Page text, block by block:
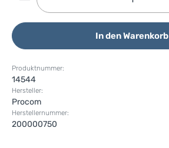
In den Warenkorb
Produktnummer:
14544
Hersteller:
Procom
Herstellernummer:
200000750